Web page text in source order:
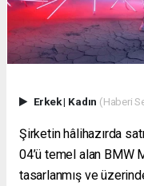
Erkek| Kadın (Haberi
Şirketin hâlihazırda
04’ü temel alan BMW
tasarlanmış ve